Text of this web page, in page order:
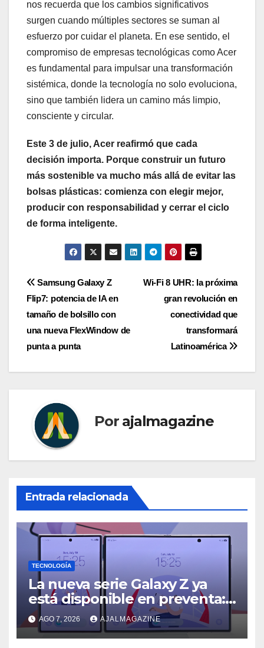
nos recuerda que los cambios significativos
surgen cuando múltiples sectores se suman al
esfuerzo por cuidar el planeta. En ese sentido, el
compromiso de empresas tecnológicas como Acer
es fundamental para impulsar una transformación
sistémica, donde la tecnología no solo evoluciona,
sino que también lidera un camino más limpio,
consciente y circular.
Este 3 de julio, Acer reafirmó que cada
decisión importa. Porque construir un futuro
más sostenible va mucho más allá de evitar las
bolsas plásticas: comienza con elegir mejor,
producir con responsabilidad y cerrar el ciclo
de forma inteligente.
Navegación
de
entradas
Wi-Fi 8 UHR: la próxima
gran revolución en
conectividad que
transformará
Latinoamérica
Samsung Galaxy Z
Flip7: potencia de IA en
tamaño de bolsillo con
una nueva FlexWindow de
punta a punta
Por ajalmagazine
Entrada relacionada
TECNOLOGÍA
La nueva serie Galaxy Z ya
está disponible en preventa:
descubre el siguiente nivel
de innovación plegable
AGO 7, 2026 AJALMAGAZINE